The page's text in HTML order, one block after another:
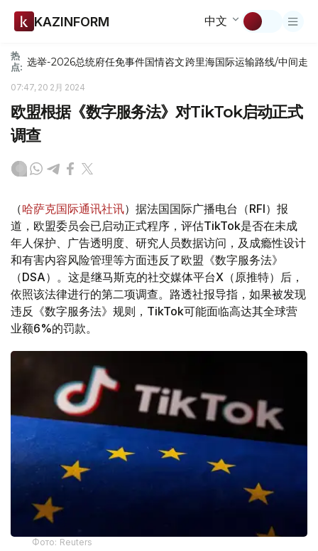
KAZINFORM 中文
热
点: 选举-2026总统府任免事件国情咨文跨里海国际运输路线/中间走廊
07:47, 20 2月 2024
欧盟根据《数字服务法》对TikTok启动正式
调查
（哈萨克国际通讯社讯）据法国国际广播电台（RFI）报
道，欧盟委员会已启动正式程序，评估TikTok是否在未成
年人保护、广告透明度、研究人员数据访问，及成瘾性设计
和有害内容风险管理等方面违反了欧盟《数字服务法》
（DSA）。这是继马斯克的社交媒体平台X（原推特）后，
依照该法律进行的第二项调查。路透社报导指，如果被发现
违反《数字服务法》规则，TikTok可能面临高达其全球营
业额6%的罚款。
Фото: Reuters